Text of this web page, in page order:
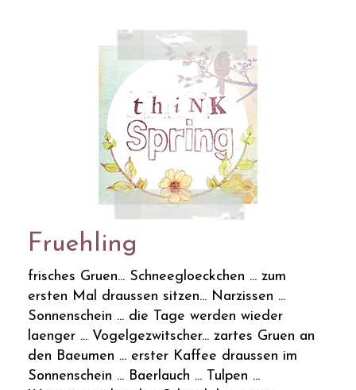
Fruehling
frisches Gruen... Schneegloeckchen ... zum
ersten Mal draussen sitzen... Narzissen ...
Sonnenschein ... die Tage werden wieder
laenger ... Vogelgezwitscher... zartes Gruen an
den Baeumen ... erster Kaffee draussen im
Sonnenschein ... Baerlauch ... Tulpen ...